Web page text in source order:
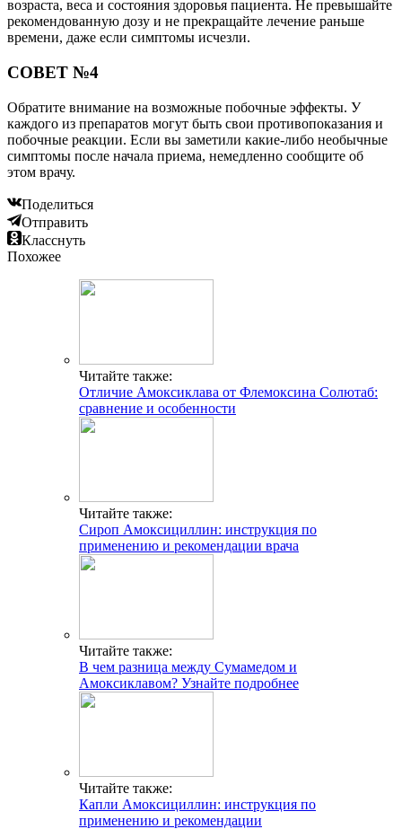
возраста, веса и состояния здоровья пациента. Не превышайте
рекомендованную дозу и не прекращайте лечение раньше
времени, даже если симптомы исчезли.
СОВЕТ №4
Обратите внимание на возможные побочные эффекты. У
каждого из препаратов могут быть свои противопоказания и
побочные реакции. Если вы заметили какие-либо необычные
симптомы после начала приема, немедленно сообщите об
этом врачу.
Поделиться
Отправить
Класснуть
Похожее
Читайте также:
Отличие Амоксиклава от Флемоксина Солютаб:
сравнение и особенности
Читайте также:
Сироп Амоксициллин: инструкция по
применению и рекомендации врача
Читайте также:
В чем разница между Сумамедом и
Амоксиклавом? Узнайте подробнее
Читайте также:
Капли Амоксициллин: инструкция по
применению и рекомендации